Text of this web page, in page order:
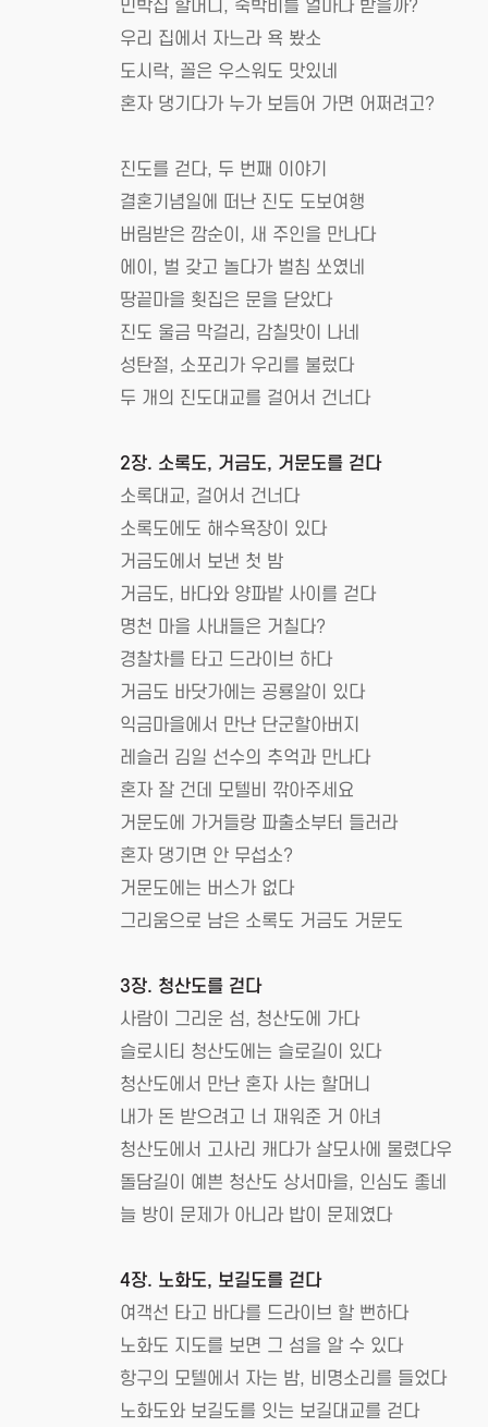
민박집 할머니, 숙박비를 얼마나 받을까?
우리 집에서 자느라 욕 봤소
도시락, 꼴은 우스워도 맛있네
혼자 댕기다가 누가 보듬어 가면 어쩌려고?
진도를 걷다, 두 번째 이야기
결혼기념일에 떠난 진도 도보여행
버림받은 깜순이, 새 주인을 만나다
에이, 벌 갖고 놀다가 벌침 쏘였네
땅끝마을 횟집은 문을 닫았다
진도 울금 막걸리, 감칠맛이 나네
성탄절, 소포리가 우리를 불렀다
두 개의 진도대교를 걸어서 건너다
2장. 소록도, 거금도, 거문도를 걷다
소록대교, 걸어서 건너다
소록도에도 해수욕장이 있다
거금도에서 보낸 첫 밤
거금도, 바다와 양파밭 사이를 걷다
명천 마을 사내들은 거칠다?
경찰차를 타고 드라이브 하다
거금도 바닷가에는 공룡알이 있다
익금마을에서 만난 단군할아버지
레슬러 김일 선수의 추억과 만나다
혼자 잘 건데 모텔비 깎아주세요
거문도에 가거들랑 파출소부터 들러라
혼자 댕기면 안 무섭소?
거문도에는 버스가 없다
그리움으로 남은 소록도 거금도 거문도
3장. 청산도를 걷다
사람이 그리운 섬, 청산도에 가다
슬로시티 청산도에는 슬로길이 있다
청산도에서 만난 혼자 사는 할머니
내가 돈 받으려고 너 재워준 거 아녀
청산도에서 고사리 캐다가 살모사에 물렸다우
돌담길이 예쁜 청산도 상서마을, 인심도 좋네
늘 방이 문제가 아니라 밥이 문제였다
4장. 노화도, 보길도를 걷다
여객선 타고 바다를 드라이브 할 뻔하다
노화도 지도를 보면 그 섬을 알 수 있다
항구의 모텔에서 자는 밤, 비명소리를 들었다
노화도와 보길도를 잇는 보길대교를 걷다